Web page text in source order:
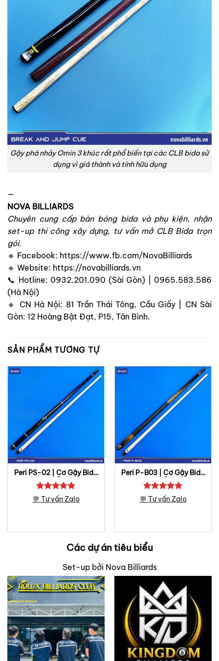
Gậy phá nhảy Omin 3 khúc rất phổ biến tại các CLB bida sử
dụng vì giá thành và tính hữu dụng
—
NOVA BILLIARDS
Chuyên cung cấp bàn bóng bida và phụ kiện, nhận
set-up thi công xây dựng, tư vấn mở CLB Bida trọn
gói.
🔹 Facebook: https://www.fb.com/NovaBilliards
🔹 Website: https://novabilliards.vn
📞 Hotline: 0932.201.090 (Sài Gòn) | 0965.583.586
(Hà Nội)
🔹 CN Hà Nội: 81 Trần Thái Tông, Cầu Giấy | CN Sài
Gòn: 12 Hoàng Bật Đạt, P15, Tân Bình.
SẢN PHẨM TƯƠNG TỰ
Peri PS-02 | Cơ Gậy Bida
Lỗ
Được xếp
hạng55
💬 Tư vấn Zalo
Peri P-B03 | Cơ Gậy Bida
Lỗ
Được xếp
hạng55
💬 Tư vấn Zalo
Các dự án tiêu biểu
Set-up bởi Nova Billiards